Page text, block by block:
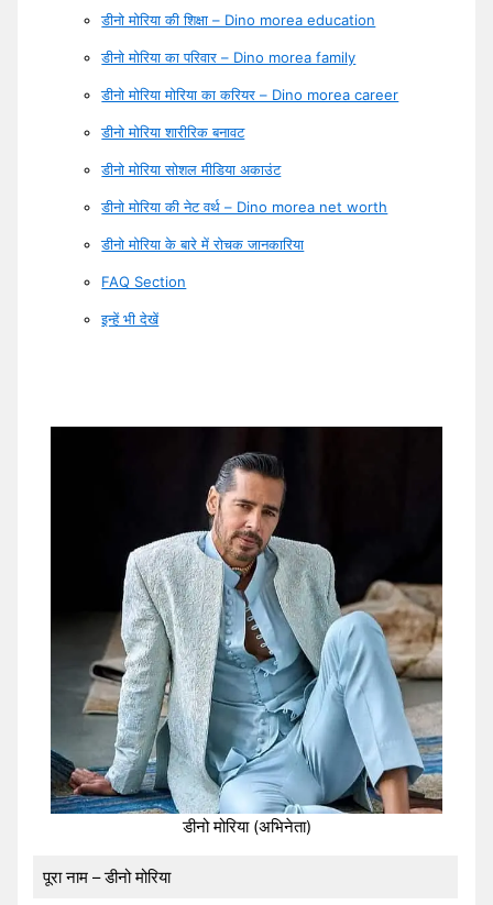
डीनो मोरिया की शिक्षा – Dino morea education
डीनो मोरिया का परिवार – Dino morea family
डीनो मोरिया मोरिया का करियर – Dino morea career
डीनो मोरिया शारीरिक बनावट
डीनो मोरिया सोशल मीडिया अकाउंट
डीनो मोरिया की नेट वर्थ – Dino morea net worth
डीनो मोरिया के बारे में रोचक जानकारिया
FAQ Section
इन्हें भी देखें
डीनो मोरिया (अभिनेता)
पूरा नाम – डीनो मोरिया